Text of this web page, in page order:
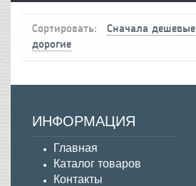
Сортировать: Сначала дешевые
дорогие
ИНФОРМАЦИЯ
Главная
Каталог товаров
Контакты